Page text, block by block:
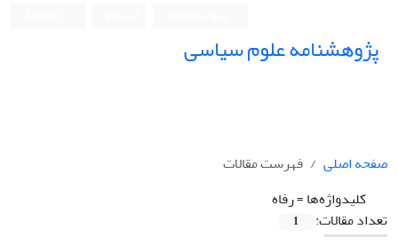
پژوهشنامه علوم سیاسی
صفحه اصلی
فهرست مقالات
کلیدواژه‌ها =رفاه
تعداد مقالات:
1